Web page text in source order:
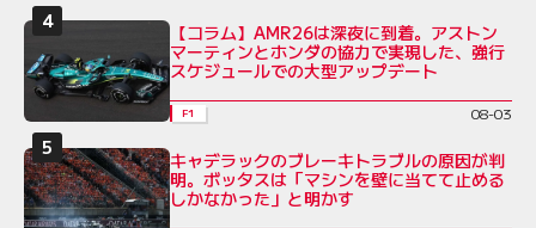
【コラム】AMR26は深夜に到着。アストン
マーティンとホンダの協力で実現した、強行
スケジュールでの大型アップデート
F1 08-03
キャデラックのブレーキトラブルの原因が判
明。ボッタスは「マシンを壁に当てて止める
しかなかった」と明かす